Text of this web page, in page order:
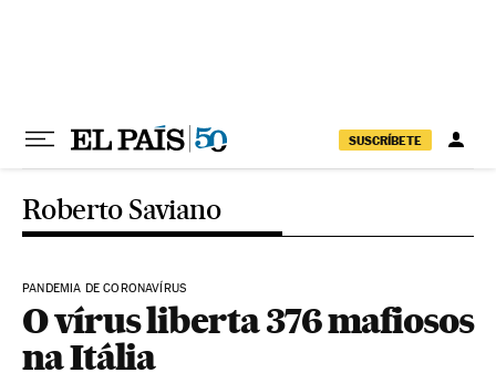
SUSCRÍBETE
Roberto Saviano
PANDEMIA DE CORONAVÍRUS
O vírus liberta 376 mafiosos
na Itália